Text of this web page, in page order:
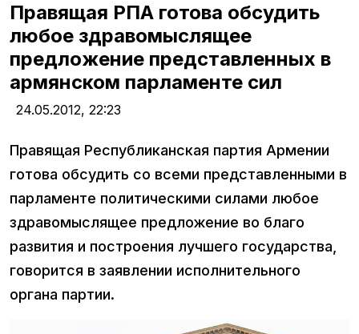
Правящая РПА готова обсудить
любое здравомыслящее
предложение представленных в
армянском парламенте сил
24.05.2012, 22:23
Правящая Республиканская партия Армении
готова обсудить со всеми представленными в
парламенте политическими силами любое
здравомыслящее предложение во благо
развития и построения лучшего государства,
говорится в заявлении исполнительного
органа партии.